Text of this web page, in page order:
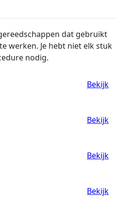
dat gebruikt
werken. Je hebt niet elk stuk
nodig.
Bekijk
Bekijk
Bekijk
Bekijk